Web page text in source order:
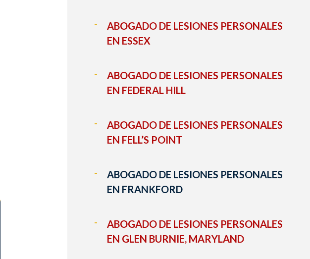
ABOGADO DE LESIONES PERSONALES
EN ESSEX
ABOGADO DE LESIONES PERSONALES
EN FEDERAL HILL
ABOGADO DE LESIONES PERSONALES
EN FELL’S POINT
ABOGADO DE LESIONES PERSONALES
EN FRANKFORD
ABOGADO DE LESIONES PERSONALES
EN GLEN BURNIE, MARYLAND